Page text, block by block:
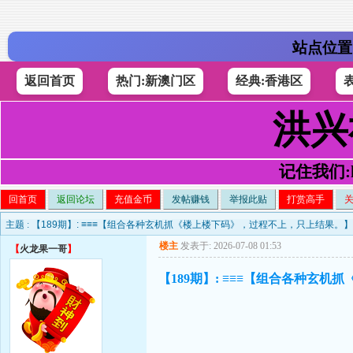
站点位
返回首页 热门:新澳门区 经典:香港区
洪
记住我们
回首页 返回论坛 充值金币 发帖赚钱 举报此贴 打赏高手
主题 : 【189期】: ≡≡≡【组合各种玄机抓《楼上楼下码》，过程不上，只上结果。
【火龙果一哥】 楼主 发表于: 2026-07-08 01:53
【189期】: ≡≡≡【组合各种玄机